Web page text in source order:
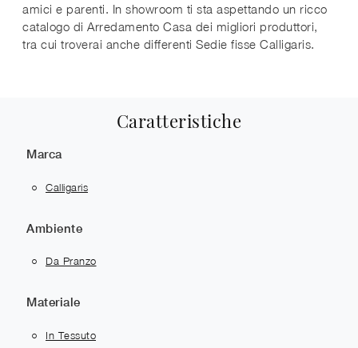
amici e parenti. In showroom ti sta aspettando un ricco
catalogo di Arredamento Casa dei migliori produttori,
tra cui troverai anche differenti Sedie fisse Calligaris.
Caratteristiche
Marca
Calligaris
Ambiente
Da Pranzo
Materiale
In Tessuto